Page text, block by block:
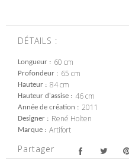
DÉTAILS :
Longueur 60 cm
Profondeur 65 cm
Hauteur 84 cm
Hauteur d'assise 46 cm
Année de création 2011
Designer René Holten
Marque Artifort
Partager